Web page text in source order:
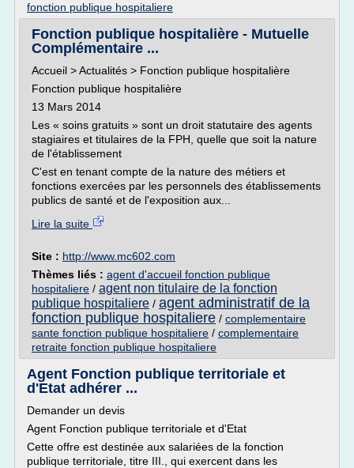
fonction publique hospitaliere
Fonction publique hospitalière - Mutuelle
Complémentaire ...
Accueil > Actualités > Fonction publique hospitalière
Fonction publique hospitalière
13 Mars 2014
Les « soins gratuits » sont un droit statutaire des agents
stagiaires et titulaires de la FPH, quelle que soit la nature
de l'établissement
C'est en tenant compte de la nature des métiers et
fonctions exercées par les personnels des établissements
publics de santé et de l'exposition aux...
Lire la suite
Site : http://www.mc602.com
Thèmes liés : agent d'accueil fonction publique
hospitaliere / agent non titulaire de la fonction
publique hospitaliere / agent administratif de la
fonction publique hospitaliere / complementaire
sante fonction publique hospitaliere / complementaire
retraite fonction publique hospitaliere
Agent Fonction publique territoriale et
d'Etat adhérer ...
Demander un devis
Agent Fonction publique territoriale et d'Etat
Cette offre est destinée aux salariées de la fonction
publique territoriale, titre III., qui exercent dans les